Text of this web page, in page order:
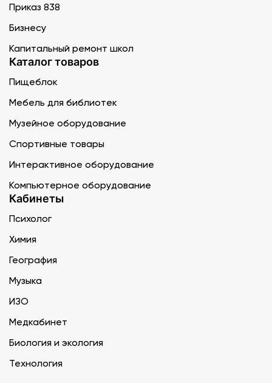
Приказ 838
Бизнесу
Капитальный ремонт школ
Каталог товаров
Пищеблок
Мебель для библиотек
Музейное оборудование
Спортивные товары
Интерактивное оборудование
Компьютерное оборудование
Кабинеты
Психолог
Химия
География
Музыка
ИЗО
Медкабинет
Биология и экология
Технология